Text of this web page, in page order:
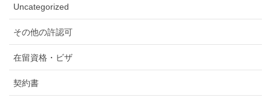
Uncategorized
その他の許認可
在留資格・ビザ
契約書